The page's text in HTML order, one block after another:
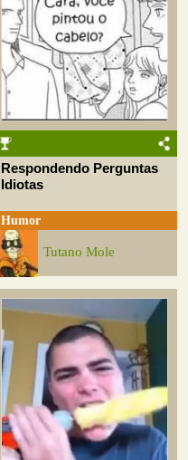
Respondendo Perguntas
Idiotas
Humor
Tutano Mole